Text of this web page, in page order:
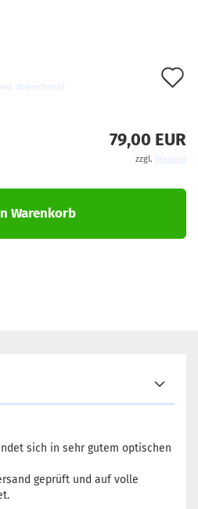
abweichend)
79,00 EUR
zzgl. Versand
Warenkorb
sich in sehr gutem optischen
geprüft und auf volle